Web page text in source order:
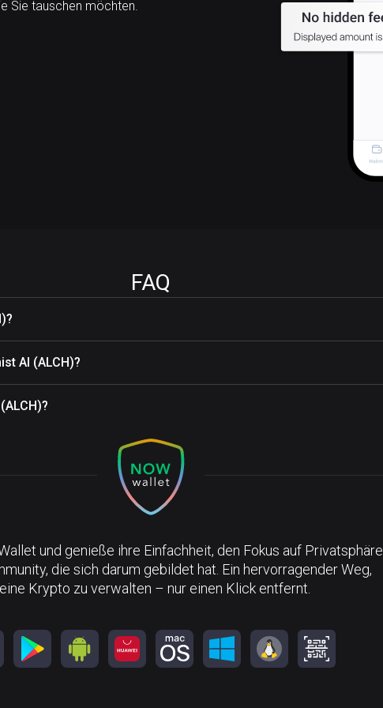
Sie tauschen möchten.
FAQ
AI (ALCH)?
und genieße ihre Einfachheit, den Fokus auf Privatsphäre
die sich darum gebildet hat. Ein hervorragender Weg,
Krypto zu verwalten – nur einen Klick entfernt.